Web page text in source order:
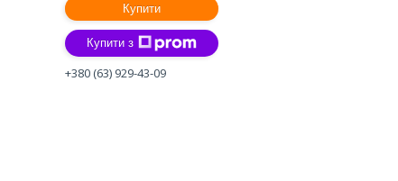
Купити
Купити з
+380 (63) 929-43-09